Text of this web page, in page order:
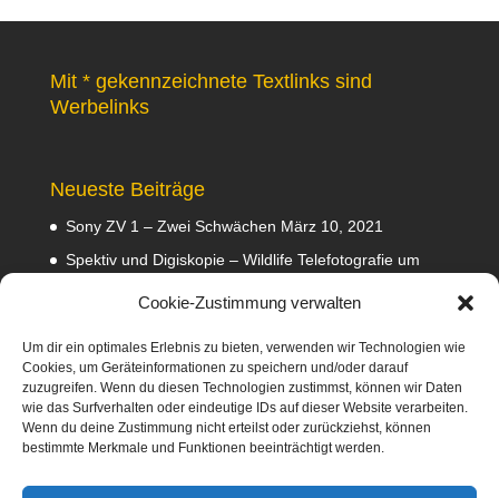
Cookie-Zustimmung verwalten
Um dir ein optimales Erlebnis zu bieten, verwenden wir Technologien wie
Cookies, um Geräteinformationen zu speichern und/oder darauf
zuzugreifen. Wenn du diesen Technologien zustimmst, können wir Daten
wie das Surfverhalten oder eindeutige IDs auf dieser Website verarbeiten.
Wenn du deine Zustimmung nicht erteilst oder zurückziehst, können
bestimmte Merkmale und Funktionen beeinträchtigt werden.
Mit * gekennzeichnete Textlinks sind
Werbelinks
Neueste Beiträge
Sony ZV 1 – Zwei Schwächen März 10, 2021
Spektiv und Digiskopie – Wildlife Telefotografie um
2020
Empfehlungen Februar 8, 2020
Abmahnung wegen Fotos Januar 31, 2020
Diese Webseite nimmt am Amazon-Partnerprogramm